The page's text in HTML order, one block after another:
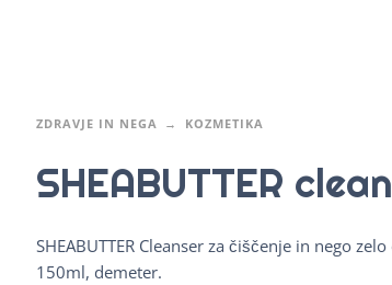
ZDRAVJE IN NEGA KOZMETIKA
SHEABUTTER
SHEABUTTER Cleanser za čiščenje in nego
150ml, demeter.